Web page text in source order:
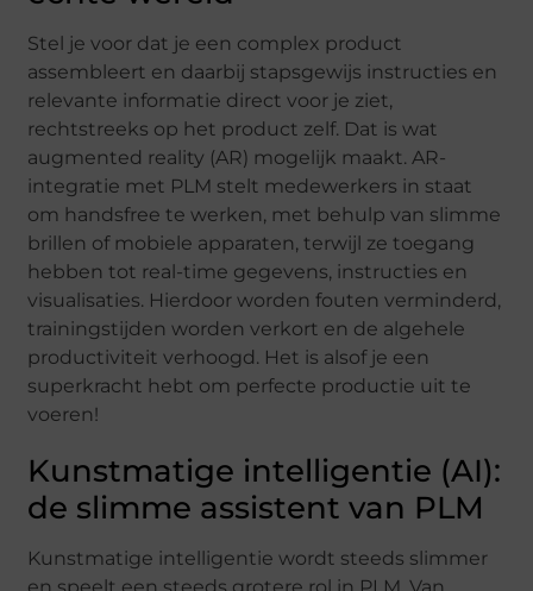
Stel je voor dat je een complex product
assembleert en daarbij stapsgewijs instructies en
relevante informatie direct voor je ziet,
rechtstreeks op het product zelf. Dat is wat
augmented reality (AR) mogelijk maakt. AR-
integratie met PLM stelt medewerkers in staat
om handsfree te werken, met behulp van slimme
brillen of mobiele apparaten, terwijl ze toegang
hebben tot real-time gegevens, instructies en
visualisaties. Hierdoor worden fouten verminderd,
trainingstijden worden verkort en de algehele
productiviteit verhoogd. Het is alsof je een
superkracht hebt om perfecte productie uit te
voeren!
Kunstmatige intelligentie (AI):
de slimme assistent van PLM
Kunstmatige intelligentie wordt steeds slimmer